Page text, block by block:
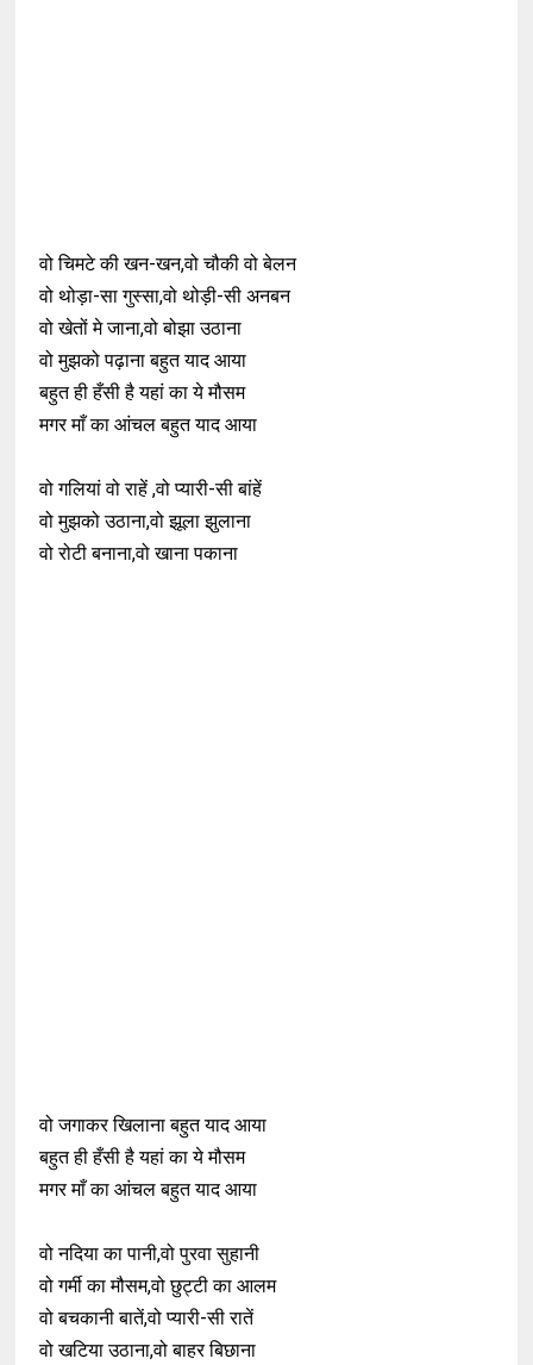
वो चिमटे की खन-खन,वो चौकी वो बेलन
वो थोड़ा-सा गुस्सा,वो थोड़ी-सी अनबन
वो खेतों मे जाना,वो बोझा उठाना
वो मुझको पढ़ाना बहुत याद आया
बहुत ही हँसी है यहां का ये मौसम
मगर माँ का आंचल बहुत याद आया
वो गलियां वो राहें ,वो प्यारी-सी बांहें
वो मुझको उठाना,वो झूला झुलाना
वो रोटी बनाना,वो खाना पकाना
वो जगाकर खिलाना बहुत याद आया
बहुत ही हँसी है यहां का ये मौसम
मगर माँ का आंचल बहुत याद आया
वो नदिया का पानी,वो पुरवा सुहानी
वो गर्मी का मौसम,वो छुट्टी का आलम
वो बचकानी बातें,वो प्यारी-सी रातें
वो खटिया उठाना,वो बाहर बिछाना